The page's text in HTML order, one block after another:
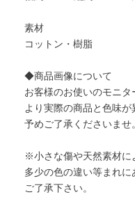
素材
コットン・樹脂
◆商品画像について
お客様のお使いのモニ
より実際の商品と色味
予めご了承くださいませ。
※小さな傷や天然素材に
多少の色の違い等まれ
ご了承下さい。